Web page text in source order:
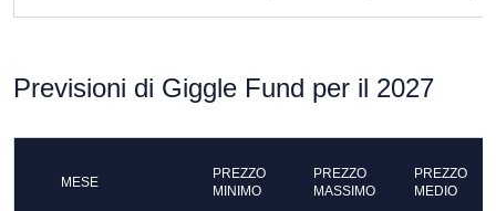
Previsioni di Giggle Fund per il 2027
MESE
PREZZO
MINIMO
PREZZO
MASSIMO
PREZZO
MEDIO